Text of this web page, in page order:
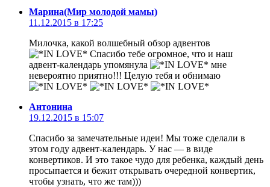
Марина(Мир молодой мамы)
11.12.2015 в 17:25
Милочка, какой волшебный обзор адвентов
Спасибо тебе огромное, что и наш
адвент-календарь упомянула
мне
невероятно приятно!!! Целую тебя и обнимаю
Антонина
19.12.2015 в 15:07
Спасибо за замечательные идеи! Мы тоже сделали в
этом году адвент-календарь. У нас — в виде
конвертиков. И это такое чудо для ребенка, каждый день
просыпается и бежит открывать очередной конвертик,
чтобы узнать, что же там)))